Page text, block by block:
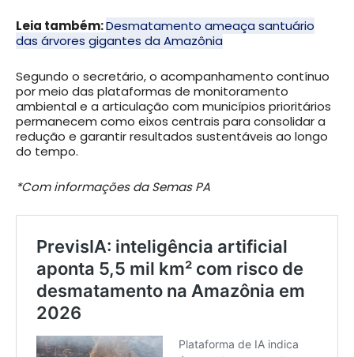
Leia também:Desmatamento ameaça santuário
das árvores gigantes da Amazônia
Segundo o secretário, o acompanhamento contínuo
por meio das plataformas de monitoramento
ambiental e a articulação com municípios prioritários
permanecem como eixos centrais para consolidar a
redução e garantir resultados sustentáveis ao longo
do tempo.
*Com informações da Semas PA